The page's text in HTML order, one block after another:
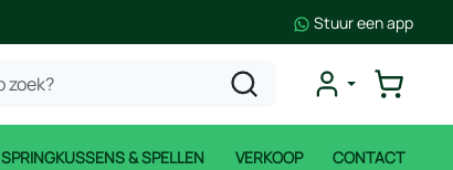
Stuur een app
SPRINGKUSSENS & SPELLEN VERKOOP CONTACT